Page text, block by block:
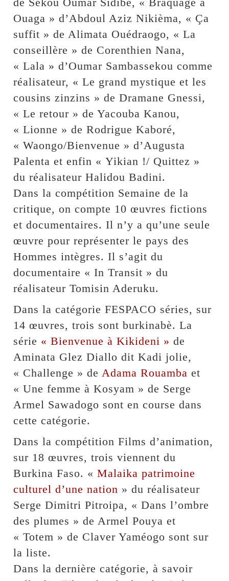
Ouaga » d’Abdoul Aziz Nikièma, « Ça
suffit » de Alimata Ouédraogo, « La
conseillère » de Corenthien Nana,
« Lala » d’Oumar Sambassekou comme
réalisateur, « Le grand mystique et les
cousins zinzins » de Dramane Gnessi,
« Le retour » de Yacouba Kanou,
« Lionne » de Rodrigue Kaboré,
« Waongo/Bienvenue » d’Augusta
Palenta et enfin « Yikian !/ Quittez »
du réalisateur Halidou Badini.
Dans la compétition Semaine de la
critique, on compte 10 œuvres fictions
et documentaires. Il n’y a qu’une seule
œuvre pour représenter le pays des
Hommes intègres. Il s’agit du
documentaire « In Transit » du
réalisateur Tomisin Aderuku.
Dans la catégorie FESPACO séries, sur
14 œuvres, trois sont burkinabè. La
série « Bienvenue à Kikideni » de
Aminata Glez Diallo dit Kadi jolie,
« Challenge » de Adama Rouamba et
« Une femme à Kosyam » de Serge
Armel Sawadogo sont en course dans
cette catégorie.
Dans la compétition Films d’animation,
sur 18 œuvres, trois viennent du
Burkina Faso. «Malaika patrimoine
culturel d’une nation » du réalisateur
Serge Dimitri Pitroipa, « Dans l’ombre
des plumes » de Armel Pouya et
« Totem » de Claver Yaméogo sont sur
la liste.
Dans la dernière catégorie, à savoir